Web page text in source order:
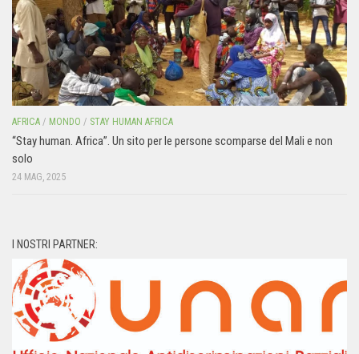
AFRICA / MONDO / STAY HUMAN AFRICA
“Stay human. Africa”. Un sito per le persone scomparse del Mali e non
solo
24 MAG, 2025
I NOSTRI PARTNER: